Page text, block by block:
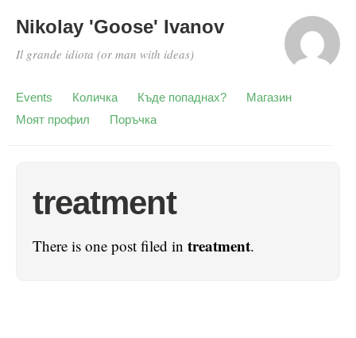
Nikolay 'Goose' Ivanov
Il grande idiota (or man with ideas)
Events Количка Къде попаднах?
Магазин
Моят профил
Поръчка
treatment
There is one post filed in treatment.